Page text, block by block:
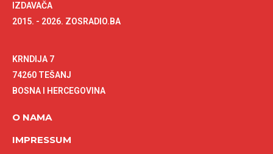
IZDAVAČA
2015. - 2026. ZOSRADIO.BA
KRNDIJA 7
74260 TEŠANJ
BOSNA I HERCEGOVINA
O NAMA
IMPRESSUM